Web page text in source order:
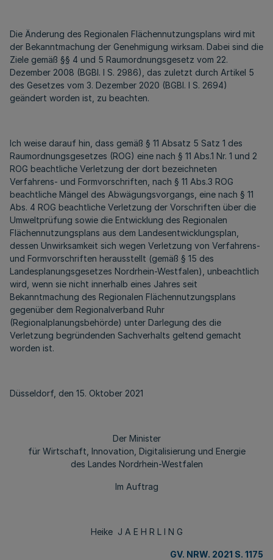
Die Änderung des Regionalen Flächennutzungsplans wird mit
der Bekanntmachung der Genehmigung wirksam. Dabei sind die
Ziele gemäß §§ 4 und 5 Raumordnungsgesetz vom 22.
Dezember 2008 (BGBl. I S. 2986), das zuletzt durch Artikel 5
des Gesetzes vom 3. Dezember 2020 (BGBl. I S. 2694)
geändert worden ist, zu beachten.
Ich weise darauf hin, dass gemäß § 11 Absatz 5 Satz 1 des
Raumordnungsgesetzes (ROG) eine nach § 11 Abs.1 Nr. 1 und 2
ROG beachtliche Verletzung der dort bezeichneten
Verfahrens- und Formvorschriften, nach § 11 Abs.3 ROG
beachtliche Mängel des Abwägungsvorgangs, eine nach § 11
Abs. 4 ROG beachtliche Verletzung der Vorschriften über die
Umweltprüfung sowie die Entwicklung des Regionalen
Flächennutzungsplans aus dem Landesentwicklungsplan,
dessen Unwirksamkeit sich wegen Verletzung von Verfahrens-
und Formvorschriften herausstellt (gemäß § 15 des
Landesplanungsgesetzes Nordrhein-Westfalen), unbeachtlich
wird, wenn sie nicht innerhalb eines Jahres seit
Bekanntmachung des Regionalen Flächennutzungsplans
gegenüber dem Regionalverband Ruhr
(Regionalplanungsbehörde) unter Darlegung des die
Verletzung begründenden Sachverhalts geltend gemacht
worden ist.
Düsseldorf, den 15. Oktober 2021
Der Minister
für Wirtschaft, Innovation, Digitalisierung und Energie
des Landes Nordrhein-Westfalen
Im Auftrag
Heike J A E H R L I N G
GV. NRW. 2021 S. 1175